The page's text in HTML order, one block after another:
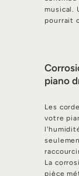
musical.
pourrait
piano
Les
votre
La
pièce